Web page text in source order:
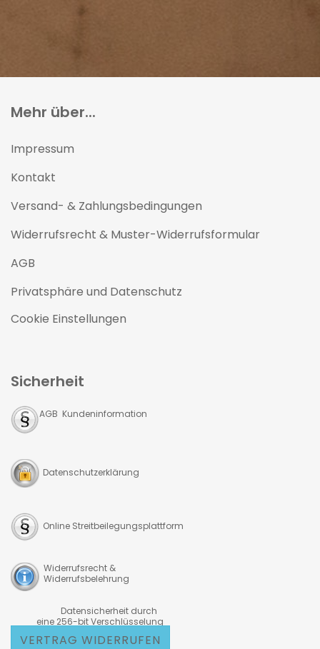
Mehr über...
Impressum
Kontakt
Versand- & Zahlungsbedingungen
Widerrufsrecht & Muster-Widerrufsformular
AGB
Privatsphäre und Datenschutz
Cookie Einstellungen
Sicherheit
AGB Kundeninformation
Datenschutzerklärung
Online Streitbeilegungsplattform
Widerrufsrecht &
Widerrufsbelehrung
Datensicherheit durch
eine 256-bit Verschlüsselung
VERTRAG WIDERRUFEN